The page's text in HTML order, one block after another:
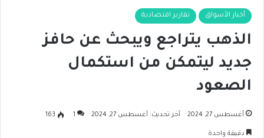
أخبار الأسواق تقارير اقتصادية
الذهب يتراجع ويبحث عن حافز
جديد ليتمكن من استكمال
الصعود
أغسطس 27, 2024 آخر تحديث: أغسطس 27, 2024 1
163
دقيقة واحدة